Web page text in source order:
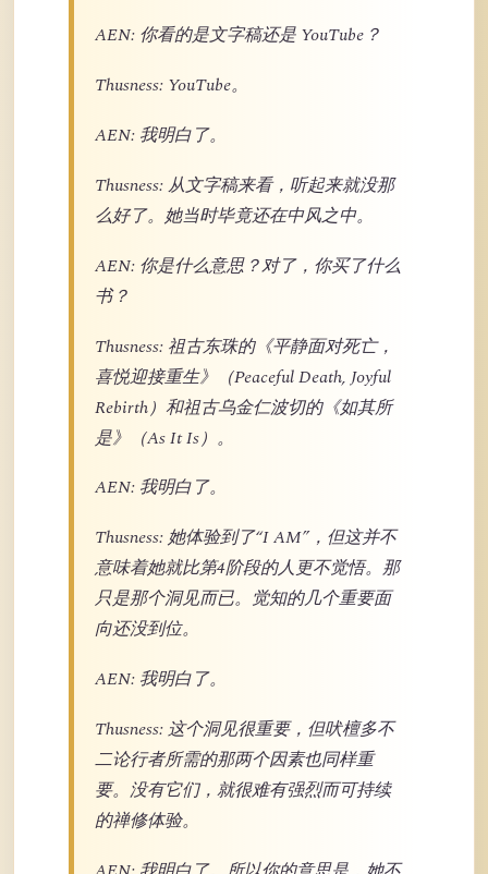
AEN: 你看的是文字稿还是 YouTube？
Thusness: YouTube。
AEN: 我明白了。
Thusness: 从文字稿来看，听起来就没那
么好了。她当时毕竟还在中风之中。
AEN: 你是什么意思？对了，你买了什么
书？
Thusness: 祖古东珠的《平静面对死亡，
喜悦迎接重生》（Peaceful Death, Joyful
Rebirth）和祖古乌金仁波切的《如其所
是》（As It Is）。
AEN: 我明白了。
Thusness: 她体验到了“I AM”，但这并不
意味着她就比第4阶段的人更不觉悟。那
只是那个洞见而已。觉知的几个重要面
向还没到位。
AEN: 我明白了。
Thusness: 这个洞见很重要，但吠檀多不
二论行者所需的那两个因素也同样重
要。没有它们，就很难有强烈而可持续
的禅修体验。